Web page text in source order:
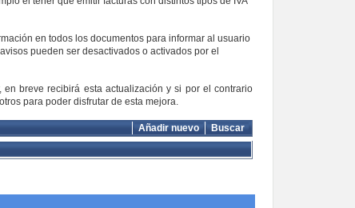
en todos los documentos para informar al usuario
pueden ser desactivados o activados por el
breve recibirá esta actualización y si por el contrario
para poder disfrutar de esta mejora.
Añadir nuevo
Buscar